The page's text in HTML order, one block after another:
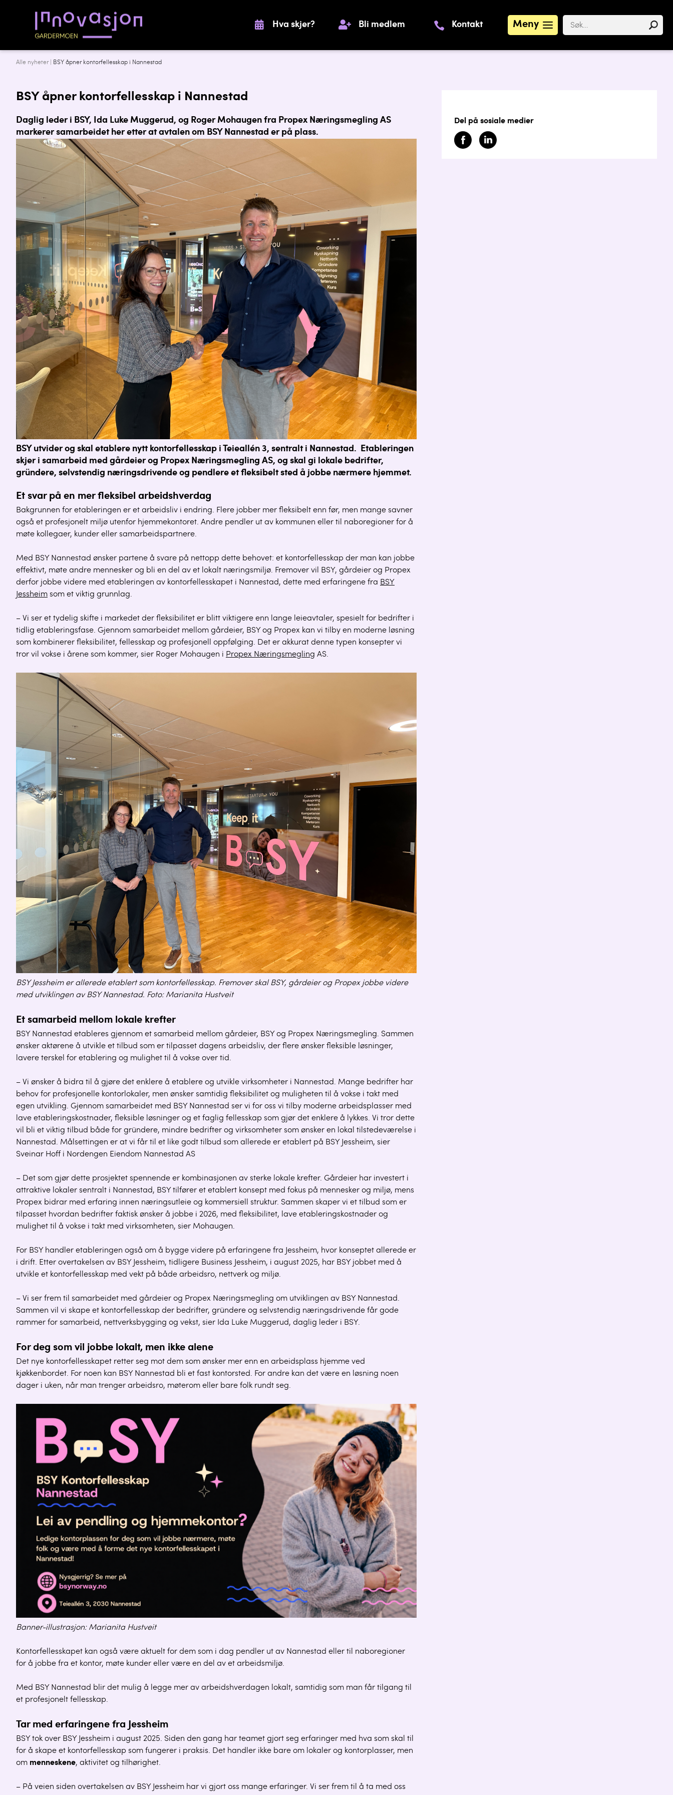
Meny
Hva skjer? Bli medlem Kontakt
Alle nyheter| BSY åpner kontorfellesskap i Nannestad
BSY åpner kontorfellesskap i Nannestad
Daglig leder i BSY, Ida Luke Muggerud, og Roger Mohaugen fra Propex Næringsmegling AS
markerer samarbeidet her etter at avtalen om BSY Nannestad er på plass.
BSY utvider og skal etablere nytt kontorfellesskap i Teieallén 3, sentralt i Nannestad. Etableringen
skjer i samarbeid med gårdeier og Propex Næringsmegling AS, og skal gi lokale bedrifter,
gründere, selvstendig næringsdrivende og pendlere et fleksibelt sted å jobbe nærmere hjemmet.
Et svar på en mer fleksibel arbeidshverdag
Bakgrunnen for etableringen er et arbeidsliv i endring. Flere jobber mer fleksibelt enn før, men mange savner
også et profesjonelt miljø utenfor hjemmekontoret. Andre pendler ut av kommunen eller til naboregioner for å
møte kollegaer, kunder eller samarbeidspartnere.
Med BSY Nannestad ønsker partene å svare på nettopp dette behovet: et kontorfellesskap der man kan jobbe
effektivt, møte andre mennesker og bli en del av et lokalt næringsmiljø. Fremover vil BSY, gårdeier og Propex
derfor jobbe videre med etableringen av kontorfellesskapet i Nannestad, dette med erfaringene fra BSY
Jessheim som et viktig grunnlag.
– Vi ser et tydelig skifte i markedet der fleksibilitet er blitt viktigere enn lange leieavtaler, spesielt for bedrifter i
tidlig etableringsfase. Gjennom samarbeidet mellom gårdeier, BSY og Propex kan vi tilby en moderne løsning
som kombinerer fleksibilitet, fellesskap og profesjonell oppfølging. Det er akkurat denne typen konsepter vi
tror vil vokse i årene som kommer, sier Roger Mohaugen i Propex Næringsmegling AS.
BSY Jessheim er allerede etablert som kontorfellesskap. Fremover skal BSY, gårdeier og Propex jobbe videre
med utviklingen av BSY Nannestad. Foto: Marianita Hustveit
Et samarbeid mellom lokale krefter
BSY Nannestad etableres gjennom et samarbeid mellom gårdeier, BSY og Propex Næringsmegling. Sammen
ønsker aktørene å utvikle et tilbud som er tilpasset dagens arbeidsliv, der flere ønsker fleksible løsninger,
lavere terskel for etablering og mulighet til å vokse over tid.
– Vi ønsker å bidra til å gjøre det enklere å etablere og utvikle virksomheter i Nannestad. Mange bedrifter har
behov for profesjonelle kontorlokaler, men ønsker samtidig fleksibilitet og muligheten til å vokse i takt med
egen utvikling. Gjennom samarbeidet med BSY Nannestad ser vi for oss vi tilby moderne arbeidsplasser med
lave etableringskostnader, fleksible løsninger og et faglig fellesskap som gjør det enklere å lykkes. Vi tror dette
vil bli et viktig tilbud både for gründere, mindre bedrifter og virksomheter som ønsker en lokal tilstedeværelse i
Nannestad. Målsettingen er at vi får til et like godt tilbud som allerede er etablert på BSY Jessheim, sier
Sveinar Hoff i Nordengen Eiendom Nannestad AS
– Det som gjør dette prosjektet spennende er kombinasjonen av sterke lokale krefter. Gårdeier har investert i
attraktive lokaler sentralt i Nannestad, BSY tilfører et etablert konsept med fokus på mennesker og miljø, mens
Propex bidrar med erfaring innen næringsutleie og kommersiell struktur. Sammen skaper vi et tilbud som er
tilpasset hvordan bedrifter faktisk ønsker å jobbe i 2026, med fleksibilitet, lave etableringskostnader og
mulighet til å vokse i takt med virksomheten, sier Mohaugen.
For BSY handler etableringen også om å bygge videre på erfaringene fra Jessheim, hvor konseptet allerede er
i drift. Etter overtakelsen av BSY Jessheim, tidligere Business Jessheim, i august 2025, har BSY jobbet med å
utvikle et kontorfellesskap med vekt på både arbeidsro, nettverk og miljø.
– Vi ser frem til samarbeidet med gårdeier og Propex Næringsmegling om utviklingen av BSY Nannestad.
Sammen vil vi skape et kontorfellesskap der bedrifter, gründere og selvstendig næringsdrivende får gode
rammer for samarbeid, nettverksbygging og vekst, sier Ida Luke Muggerud, daglig leder i BSY.
For deg som vil jobbe lokalt, men ikke alene
Det nye kontorfellesskapet retter seg mot dem som ønsker mer enn en arbeidsplass hjemme ved
kjøkkenbordet. For noen kan BSY Nannestad bli et fast kontorsted. For andre kan det være en løsning noen
dager i uken, når man trenger arbeidsro, møterom eller bare folk rundt seg.
Banner-illustrasjon: Marianita Hustveit
Kontorfellesskapet kan også være aktuelt for dem som i dag pendler ut av Nannestad eller til naboregioner
for å jobbe fra et kontor, møte kunder eller være en del av et arbeidsmiljø.
Med BSY Nannestad blir det mulig å legge mer av arbeidshverdagen lokalt, samtidig som man får tilgang til
et profesjonelt fellesskap.
Tar med erfaringene fra Jessheim
BSY tok over BSY Jessheim i august 2025. Siden den gang har teamet gjort seg erfaringer med hva som skal til
for å skape et kontorfellesskap som fungerer i praksis. Det handler ikke bare om lokaler og kontorplasser, men
om menneskene, aktivitet og tilhørighet.
– På veien siden overtakelsen av BSY Jessheim har vi gjort oss mange erfaringer. Vi ser frem til å ta med oss
Del på sosiale medier